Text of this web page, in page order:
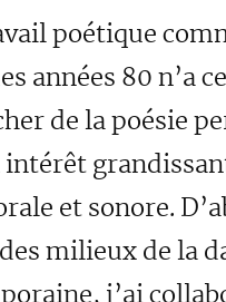
poétique
années 80 n’a
de la poésie
intérêt
et sonore.
milieux de la
j’ai